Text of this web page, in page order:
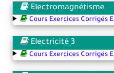
Electromagnétisme
Cours Exercices Corrigés
Electricité 3
Cours Exercices Corrigés